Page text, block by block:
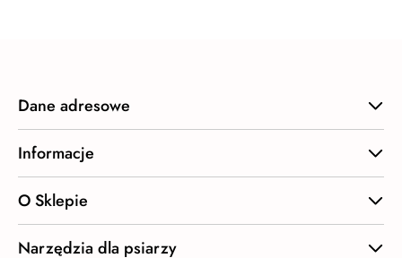
Dane adresowe
Informacje
O Sklepie
Narzędzia dla psiarzy